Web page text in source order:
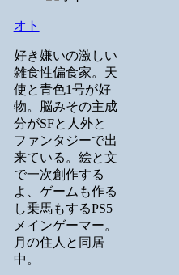
オト
好き嫌いの激しい
雑食性偏食家。天
使と青色1号が好
物。脳みその主成
分がSFと人外と
ファンタジーで出
来ている。絵と文
で一次創作する
よ、ゲームも作る
し乗馬もするPS5
メインゲーマー。
月の住人と同居
中。